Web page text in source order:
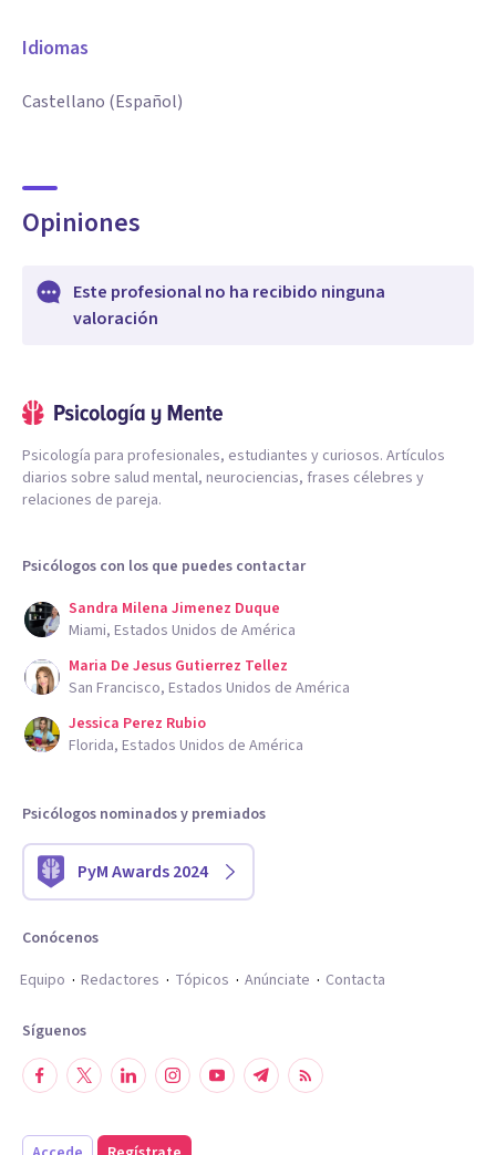
Idiomas
Castellano (Español)
Opiniones
Este profesional no ha recibido ninguna
valoración
Psicología para profesionales, estudiantes y curiosos. Artículos
diarios sobre salud mental, neurociencias, frases célebres y
relaciones de pareja.
Psicólogos con los que puedes contactar
Sandra Milena Jimenez Duque
Miami, Estados Unidos de América
Maria De Jesus Gutierrez Tellez
San Francisco, Estados Unidos de América
Jessica Perez Rubio
Florida, Estados Unidos de América
Psicólogos nominados y premiados
PyM Awards 2024
Conócenos
Equipo
Redactores Tópicos Anúnciate Contacta
Síguenos